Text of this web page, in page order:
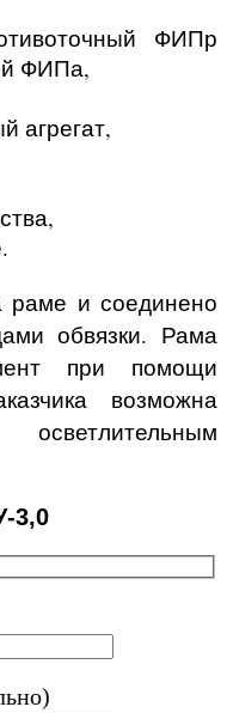
ФИПр
ФИПа,
агрегат,
раме и соединено
обвязки. Рама
при помощи
возможна
осветлительным
3,0